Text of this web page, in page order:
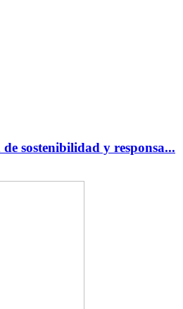
sostenibilidad y responsa...